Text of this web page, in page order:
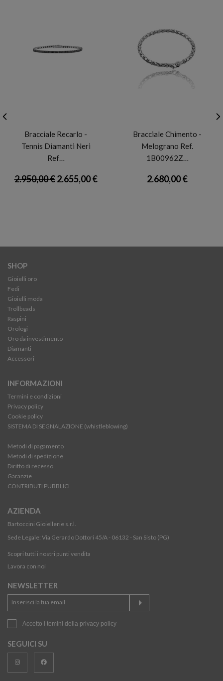
Bracciale Recarlo -
Tennis Diamanti Neri
Ref…
2.950,00 €2.655,00 €
Bracciale Chimento -
Melograno Ref.
1B00962Z…
2.680,00 €
SHOP
Gioielli oro
Fedi
Gioielli moda
Trollbeads
Raspini
Orologi
Oro da investimento
Diamanti
Accessori
INFORMAZIONI
Termini e condizioni
Privacy policy
Cookie policy
SISTEMA DI SEGNALAZIONE (whistleblowing)
Metodi di pagamento
Metodi di spedizione
Diritto di recesso
Garanzie
CONTRIBUTI PUBBLICI
AZIENDA
Bartoccini Gioiellerie s.r.l.
Sede Legale: Via Gerardo Dottori 45/A - 06132 - San Sisto (PG)
Scopri tutti i nostri punti vendita
Lavora con noi
NEWSLETTER
Accetto i temini della privacy policy
SEGUICI SU